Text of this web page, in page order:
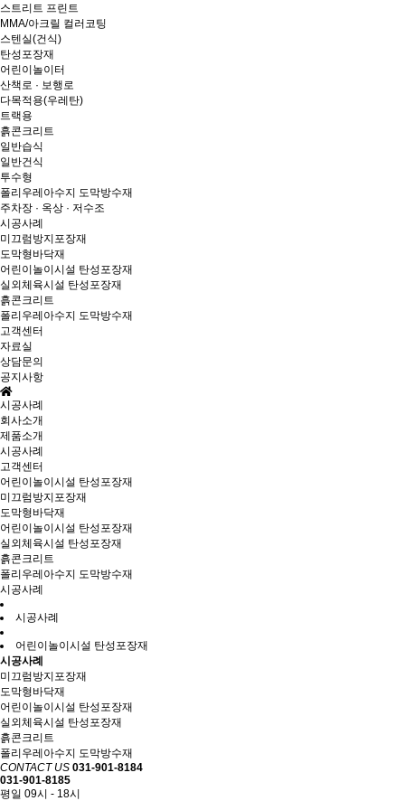
스트리트 프린트
MMA/아크릴 컬러코팅
스텐실(건식)
탄성포장재
어린이놀이터
산책로 · 보행로
다목적용(우레탄)
트랙용
흙콘크리트
일반습식
일반건식
투수형
폴리우레아수지 도막방수재
주차장 · 옥상 · 저수조
시공사례
미끄럼방지포장재
도막형바닥재
어린이놀이시설 탄성포장재
실외체육시설 탄성포장재
흙콘크리트
폴리우레아수지 도막방수재
고객센터
자료실
상담문의
공지사항
시공사례
회사소개
제품소개
시공사례
고객센터
어린이놀이시설 탄성포장재
미끄럼방지포장재
도막형바닥재
어린이놀이시설 탄성포장재
실외체육시설 탄성포장재
흙콘크리트
폴리우레아수지 도막방수재
시공사례
시공사례
어린이놀이시설 탄성포장재
시공사례
미끄럼방지포장재
도막형바닥재
어린이놀이시설 탄성포장재
실외체육시설 탄성포장재
흙콘크리트
폴리우레아수지 도막방수재
CONTACT US 031-901-8184
031-901-8185
평일 09시 - 18시